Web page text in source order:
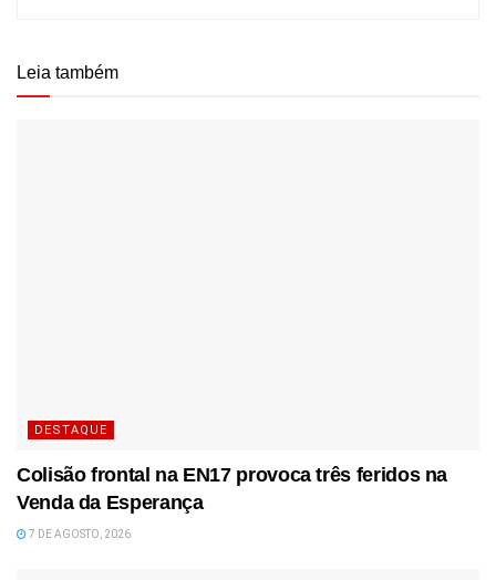
Leia também
DESTAQUE
Colisão frontal na EN17 provoca três feridos na
Venda da Esperança
7 DE AGOSTO, 2026